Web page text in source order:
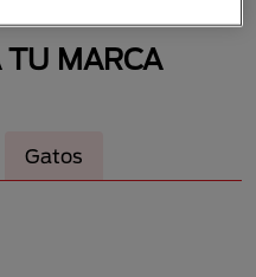
TU MARCA
Gatos